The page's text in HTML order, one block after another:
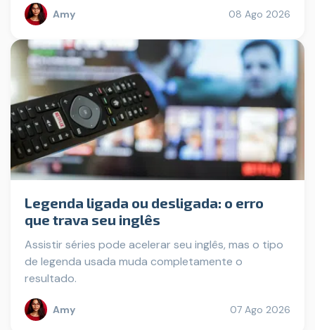
Amy 08 Ago 2026
Legenda ligada ou desligada: o erro
que trava seu inglês
Assistir séries pode acelerar seu inglês, mas o tipo
de legenda usada muda completamente o
resultado.
Amy 07 Ago 2026